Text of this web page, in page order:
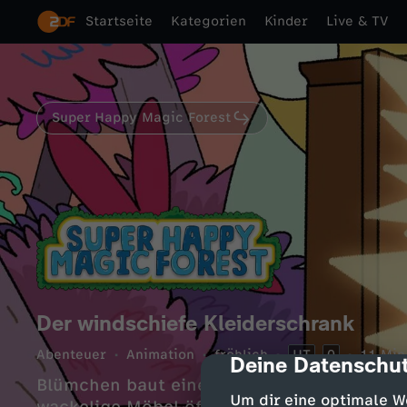
cmp-dialog-
Deine
Um dir eine optimale
Startseite Kategorien Kinder Live & TV
Super Happy Magic Forest
Der windschiefe Kleiderschrank
Abenteuer Animation fröhlich UT 0 11
Blümchen baut einen Kleiderschrank auf,